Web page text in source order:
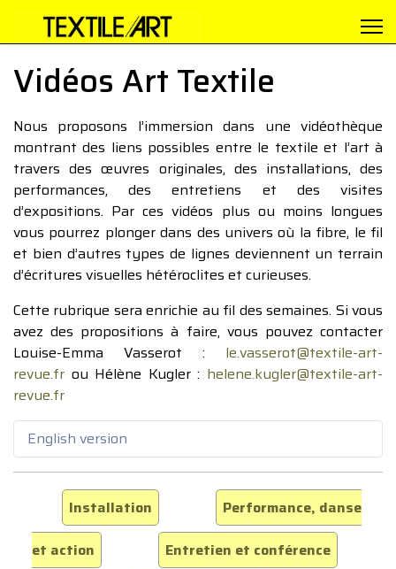
Vidéos Art Textile
Nous proposons l’immersion dans une vidéothèque
montrant des liens possibles entre le textile et l’art à
travers des œuvres originales, des installations, des
performances, des entretiens et des visites
d’expositions. Par ces vidéos plus ou moins longues
vous pourrez plonger dans des univers où la fibre, le fil
et bien d’autres types de lignes deviennent un terrain
d’écritures visuelles hétéroclites et curieuses.
Cette rubrique sera enrichie au fil des semaines. Si vous
avez des propositions à faire, vous pouvez contacter
Louise-Emma Vasserot : le.vasserot@textile-art-
revue.fr ou Hélène Kugler : helene.kugler@textile-art-
revue.fr
English version
Installation
Performance, danse
et action
Entretien et conférence